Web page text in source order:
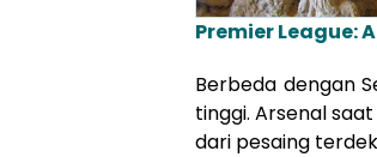
Premier League:
Berbeda dengan
tinggi. Arsenal
dari pesaing